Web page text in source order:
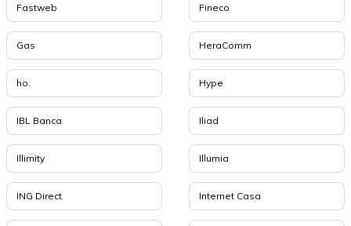
Fastweb Fineco
Gas HeraComm
ho. Hype
IBL Banca Iliad
Illimity Illumia
ING Direct Internet Casa